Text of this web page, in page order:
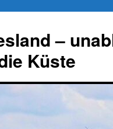
–
Küste